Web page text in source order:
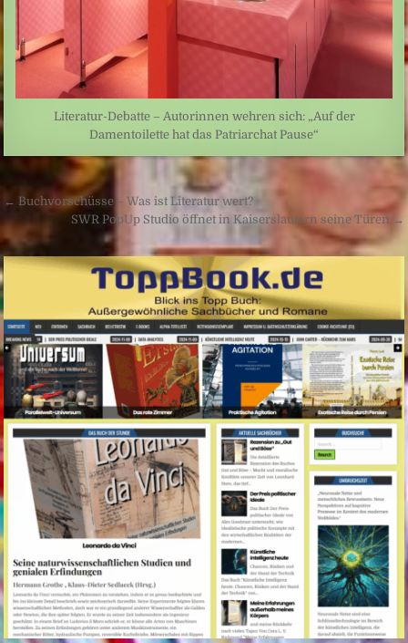
Literatur-Debatte – Autorinnen wehren sich: „Auf der
Damentoilette hat das Patriarchat Pause“
Beitragsnavigation
← Buchvorschüsse – Was ist Literatur wert?
SWR PopUp Studio öffnet in Kaiserslautern seine Türen →